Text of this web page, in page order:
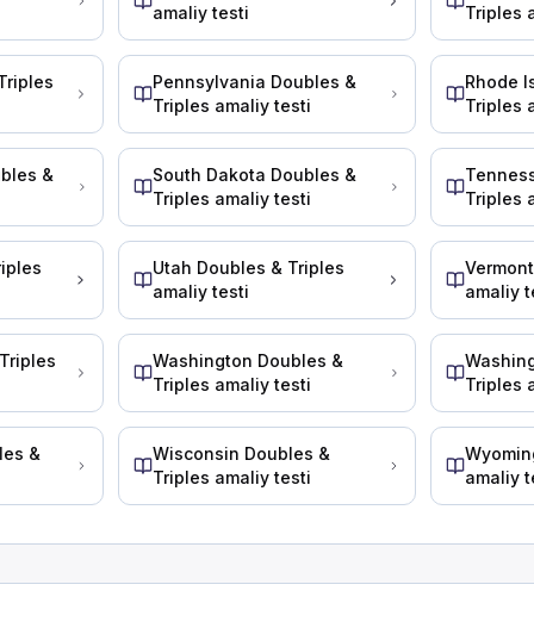
bo'lmasa, ___.
keyin uzish kerak.
treylerga yaqin olib keling, favqulodda
sirpanishni boshladi. Eng ko'p nima sodir bo'lishi
xavfisiz qayta tekislanadi.
kuchli tormozlashdan keyin, sirpanishni
uchun qaysi usulni ishlatishingiz mumkin?
tirgak oyoqlarga ishoning.
liniyasini ulang.
yaqin olib keling, favqulodda liniyani ulang,
treylerning favqulodda tormozlari ishga tushdi.
amaliy testi
Triples
Pennsylvania Doubles &
Triples amaliy testi
Rhode
Triples
&
South Dakota Doubles &
Triples amaliy testi
Triples
Utah Doubles & Triples
amaliy testi
amaliy
Washington Doubles &
Triples amaliy testi
Triples
&
Wisconsin Doubles &
Triples amaliy testi
amaliy